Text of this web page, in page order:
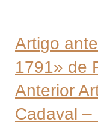
Artigo
1791» de
Anterior
Cadaval –